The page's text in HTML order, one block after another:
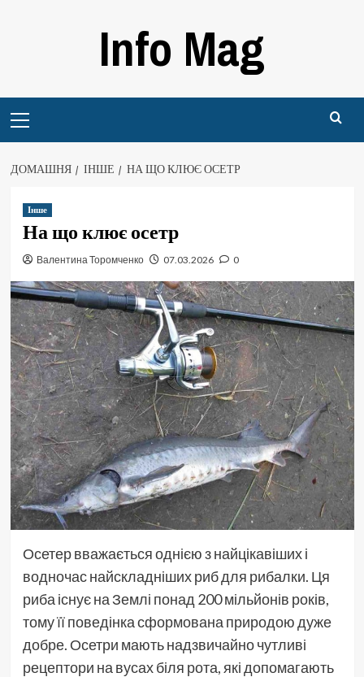
Info Mag
Menu
ДОМАШНЯ ІНШЕ НА ЩО КЛЮЄ ОСЕТР
Інше
На що клює осетр
Валентина Торомченко 07.03.2026 0
Осетер вважається однією з найцікавіших і
водночас найскладніших риб для рибалки. Ця
риба існує на Землі понад 200 мільйонів років,
тому її поведінка сформована природою дуже
добре. Осетри мають надзвичайно чутливі
рецептори на вусах біля рота, які допомагають